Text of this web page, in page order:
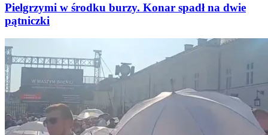
Pielgrzymi w środku burzy. Konar spadł na dwie
pątniczki